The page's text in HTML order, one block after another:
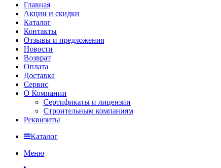
Главная
Акции и скидки
Каталог
Контакты
Отзывы и предложения
Новости
Возврат
Оплата
Доставка
Сервис
О Компании
Сертификаты и лицензии
Строительным компаниям
Реквизиты
Каталог
Меню